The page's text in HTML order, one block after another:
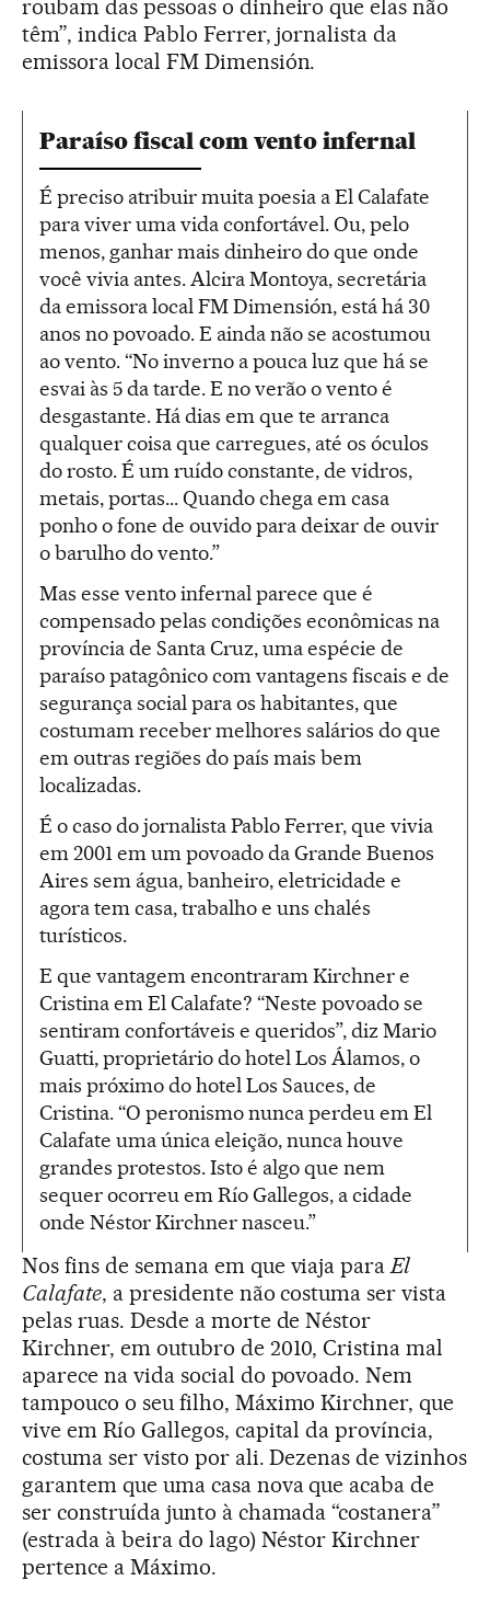
roubam das pessoas o dinheiro que elas não
têm”, indica Pablo Ferrer, jornalista da
emissora local FM Dimensión.
Paraíso fiscal com vento infernal
É preciso atribuir muita poesia a El Calafate
para viver uma vida confortável. Ou, pelo
menos, ganhar mais dinheiro do que onde
você vivia antes. Alcira Montoya, secretária
da emissora local FM Dimensión, está há 30
anos no povoado. E ainda não se acostumou
ao vento. “No inverno a pouca luz que há se
esvai às 5 da tarde. E no verão o vento é
desgastante. Há dias em que te arranca
qualquer coisa que carregues, até os óculos
do rosto. É um ruído constante, de vidros,
metais, portas... Quando chega em casa
ponho o fone de ouvido para deixar de ouvir
o barulho do vento.”
Mas esse vento infernal parece que é
compensado pelas condições econômicas na
província de Santa Cruz, uma espécie de
paraíso patagônico com vantagens fiscais e de
segurança social para os habitantes, que
costumam receber melhores salários do que
em outras regiões do país mais bem
localizadas.
É o caso do jornalista Pablo Ferrer, que vivia
em 2001 em um povoado da Grande Buenos
Aires sem água, banheiro, eletricidade e
agora tem casa, trabalho e uns chalés
turísticos.
E que vantagem encontraram Kirchner e
Cristina em El Calafate? “Neste povoado se
sentiram confortáveis e queridos”, diz Mario
Guatti, proprietário do hotel Los Álamos, o
mais próximo do hotel Los Sauces, de
Cristina. “O peronismo nunca perdeu em El
Calafate uma única eleição, nunca houve
grandes protestos. Isto é algo que nem
sequer ocorreu em Río Gallegos, a cidade
onde Néstor Kirchner nasceu.”
Nos fins de semana em que viaja paraEl
Calafate, a presidente não costuma ser vista
pelas ruas. Desde a morte de Néstor
Kirchner, em outubro de 2010, Cristina mal
aparece na vida social do povoado. Nem
tampouco o seu filho, Máximo Kirchner, que
vive em Río Gallegos, capital da província,
costuma ser visto por ali. Dezenas de vizinhos
garantem que uma casa nova que acaba de
ser construída junto à chamada “costanera”
(estrada à beira do lago) Néstor Kirchner
pertence a Máximo.